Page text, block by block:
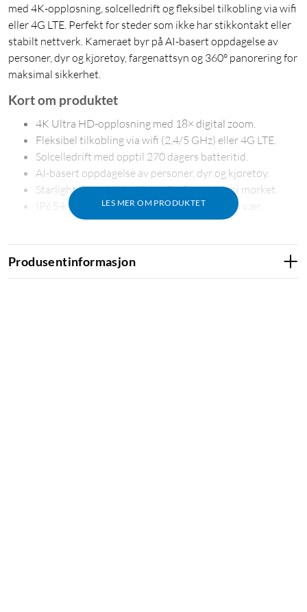
med 4K-oppløsning, solcelledrift og fleksibel tilkobling via wifi
eller 4G LTE. Perfekt for steder som ikke har stikkontakt eller
stabilt nettverk. Kameraet byr på AI-basert oppdagelse av
personer, dyr og kjøretøy, fargenattsyn og 360° panorering for
maksimal sikkerhet.
LES MER OM PRODUKTET
Kort om produktet
4K Ultra HD-oppløsning med 18× digital zoom.
Fleksibel tilkobling via wifi (2,4/5 GHz) eller 4G LTE.
Solcelledrift med opptil 270 dagers batteritid.
AI-basert oppdagelse av personer, dyr og kjøretøy.
Starlight Color Night Vision for fargebilder i mørket.
IP65-klassifisert for utendørs bruk i all slags vær.
Plasser kameraet hvor som helst – uten begrensninger av wifi
eller stikkontakt. Velegnet for gårdsbruk, byggeplasser og
Produsentinformasjon